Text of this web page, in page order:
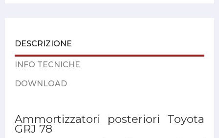
DESCRIZIONE
INFO TECNICHE
DOWNLOAD
Ammortizzatori posteriori Toyota
GRJ 78